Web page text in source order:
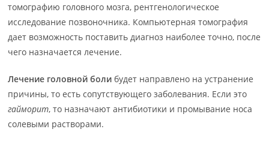
томографию головного мозга, рентгенологическое
исследование позвоночника. Компьютерная томография
дает возможность поставить диагноз наиболее точно, после
чего назначается лечение.
Лечение головной боли будет направлено на устранение
причины, то есть сопутствующего заболевания. Если это
гайморит, то назначают антибиотики и промывание носа
солевыми растворами.